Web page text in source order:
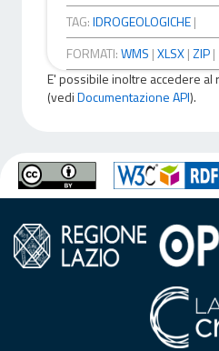
TAG:IDROGEOLOGICHE|
FORMATI:WMS |XLSX|ZIP|
E' possibile inoltre accedere al
(vediDocumentazione API).